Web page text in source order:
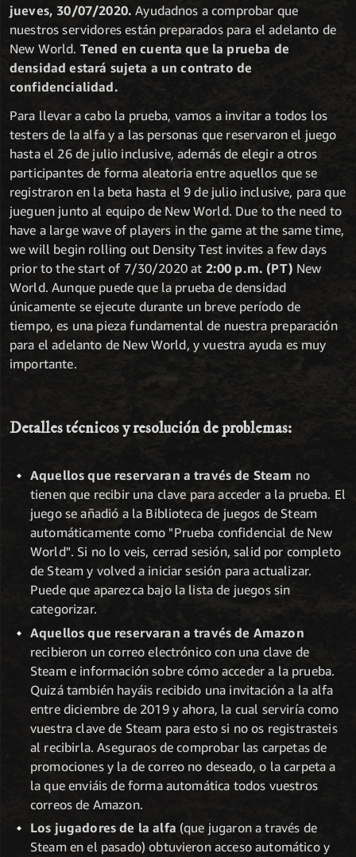
jueves, 30/07/2020.Ayudadnos a comprobar que
nuestros servidores están preparados para el adelanto de
New World. Tened en cuenta que la prueba de
densidad estará sujeta a un contrato de
confidencialidad.
Para llevar a cabo la prueba, vamos a invitar a todos los
testers de la alfa y a las personas que reservaron el juego
hasta el 26 de julio inclusive, además de elegir a otros
participantes de forma aleatoria entre aquellos que se
registraron en la beta hasta el 9 de julio inclusive, para que
jueguen junto al equipo de New World. Due to the need to
have a large wave of players in the game at the same time,
we will begin rolling out Density Test invites a few days
prior to the start of 7/30/2020 at 2:00 p.m. (PT) New
World. Aunque puede que la prueba de densidad
únicamente se ejecute durante un breve período de
tiempo, es una pieza fundamental de nuestra preparación
para el adelanto de New World, y vuestra ayuda es muy
importante.
Detalles técnicos y resolución de problemas:
Aquellos que reservaran a través de Steam no
tienen que recibir una clave para acceder a la prueba. El
juego se añadió a la Biblioteca de juegos de Steam
automáticamente como "Prueba confidencial de New
World". Si no lo veis, cerrad sesión, salid por completo
de Steam y volved a iniciar sesión para actualizar.
Puede que aparezca bajo la lista de juegos sin
categorizar.
Aquellos que reservaran a través de Amazon
recibieron un correo electrónico con una clave de
Steam e información sobre cómo acceder a la prueba.
Quizá también hayáis recibido una invitación a la alfa
entre diciembre de 2019 y ahora, la cual serviría como
vuestra clave de Steam para esto si no os registrasteis
al recibirla. Aseguraos de comprobar las carpetas de
promociones y la de correo no deseado, o la carpeta a
la que enviáis de forma automática todos vuestros
correos de Amazon.
Los jugadores de la alfa (que jugaron a través de
Steam en el pasado) obtuvieron acceso automático y